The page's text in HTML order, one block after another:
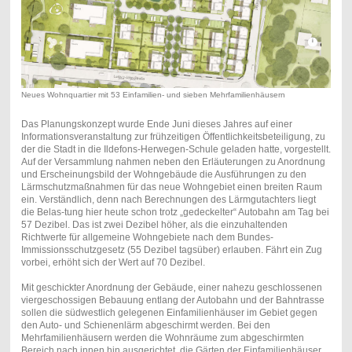
Neues Wohnquartier mit 53 Einfamilien- und sieben Mehrfamilienhäusern
Das Planungskonzept wurde Ende Juni dieses Jahres auf einer
Informationsveranstaltung zur frühzeitigen Öffentlichkeitsbeteiligung, zu
der die Stadt in die Ildefons-Herwegen-Schule geladen hatte, vorgestellt.
Auf der Versammlung nahmen neben den Erläuterungen zu Anordnung
und Erscheinungsbild der Wohngebäude die Ausführungen zu den
Lärmschutzmaßnahmen für das neue Wohngebiet einen breiten Raum
ein. Verständlich, denn nach Berechnungen des Lärmgutachters liegt
die Belas-tung hier heute schon trotz „gedeckelter“ Autobahn am Tag bei
57 Dezibel. Das ist zwei Dezibel höher, als die einzuhaltenden
Richtwerte für allgemeine Wohngebiete nach dem Bundes-
Immissionsschutzgesetz (55 Dezibel tagsüber) erlauben. Fährt ein Zug
vorbei, erhöht sich der Wert auf 70 Dezibel.
Mit geschickter Anordnung der Gebäude, einer nahezu geschlossenen
viergeschossigen Bebauung entlang der Autobahn und der Bahntrasse
sollen die südwestlich gelegenen Einfamilienhäuser im Gebiet gegen
den Auto- und Schienenlärm abgeschirmt werden. Bei den
Mehrfamilienhäusern werden die Wohnräume zum abgeschirmten